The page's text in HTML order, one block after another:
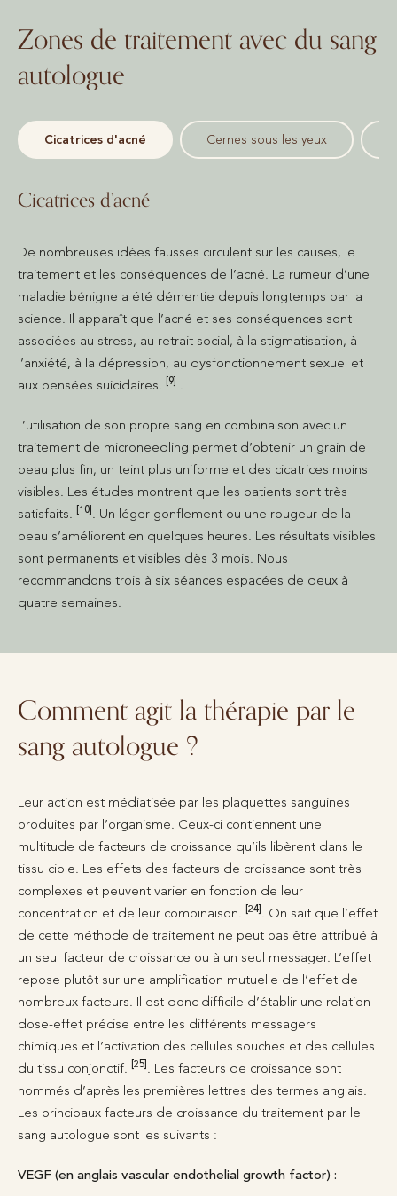
Zones de traitement avec du sang
autologue
Cicatrices d'acné Cernes sous les yeux
Cicatrices d’acné
De nombreuses idées fausses circulent sur les causes, le
traitement et les conséquences de l’acné. La rumeur d’une
maladie bénigne a été démentie depuis longtemps par la
science. Il apparaît que l’acné et ses conséquences sont
associées au stress, au retrait social, à la stigmatisation, à
l’anxiété, à la dépression, au dysfonctionnement sexuel et
aux pensées suicidaires. [9] .
L’utilisation de son propre sang en combinaison avec un
traitement de microneedling permet d’obtenir un grain de
peau plus fin, un teint plus uniforme et des cicatrices moins
visibles. Les études montrent que les patients sont très
satisfaits. [10] . Un léger gonflement ou une rougeur de la
peau s’améliorent en quelques heures. Les résultats visibles
sont permanents et visibles dès 3 mois. Nous
recommandons trois à six séances espacées de deux à
quatre semaines.
Comment agit la thérapie par le
sang autologue ?
Leur action est médiatisée par les plaquettes sanguines
produites par l’organisme. Ceux-ci contiennent une
multitude de facteurs de croissance qu’ils libèrent dans le
tissu cible. Les effets des facteurs de croissance sont très
complexes et peuvent varier en fonction de leur
concentration et de leur combinaison. [24] . On sait que l’effet
de cette méthode de traitement ne peut pas être attribué à
un seul facteur de croissance ou à un seul messager. L’effet
repose plutôt sur une amplification mutuelle de l’effet de
nombreux facteurs. Il est donc difficile d’établir une relation
dose-effet précise entre les différents messagers
chimiques et l’activation des cellules souches et des cellules
du tissu conjonctif. [25] . Les facteurs de croissance sont
nommés d’après les premières lettres des termes anglais.
Les principaux facteurs de croissance du traitement par le
sang autologue sont les suivants :
VEGF (en anglais vascular endothelial growth factor) :